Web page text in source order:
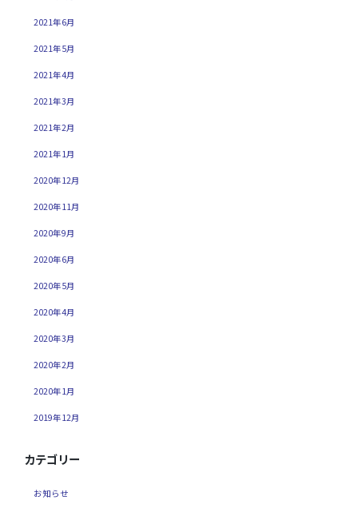
2021年6月
2021年5月
2021年4月
2021年3月
2021年2月
2021年1月
2020年12月
2020年11月
2020年9月
2020年6月
2020年5月
2020年4月
2020年3月
2020年2月
2020年1月
2019年12月
カテゴリー
お知らせ